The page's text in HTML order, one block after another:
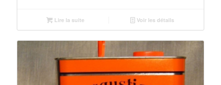
Lire la suite Voir les détails